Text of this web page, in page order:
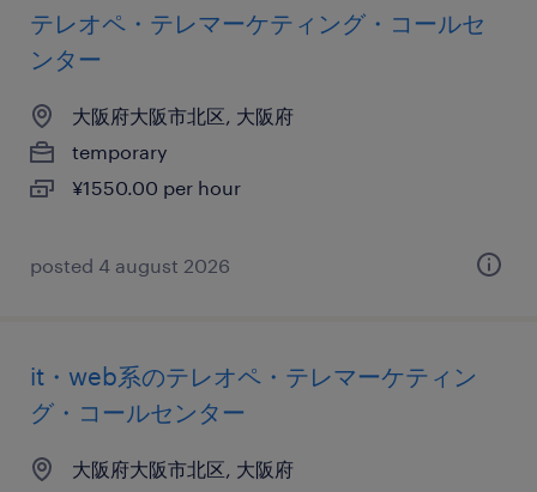
テレオペ・テレマーケティング・コールセ
ンター
大阪府大阪市北区, 大阪府
temporary
¥1550.00 per hour
posted 4 august 2026
it・web系のテレオペ・テレマーケティン
グ・コールセンター
大阪府大阪市北区, 大阪府